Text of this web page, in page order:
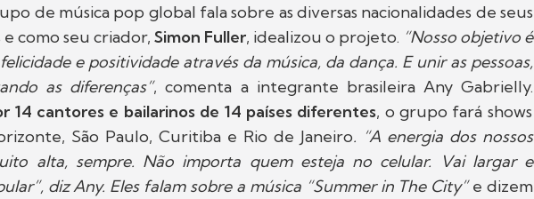
de música pop global fala sobre as diversas nacionalidades de seus
como seu criador, Simon Fuller, idealizou o projeto. “Nosso objetivo é
e positividade através da música, da dança. E unir as pessoas,
as diferenças”, comenta a integrante brasileira Any Gabrielly.
14 cantores e bailarinos de 14 países diferentes, o grupo fará shows
São Paulo, Curitiba e Rio de Janeiro. “A energia dos nossos
alta, sempre. Não importa quem esteja no celular. Vai largar e
diz Any. Eles falam sobre a música “Summer in The City”e dizem